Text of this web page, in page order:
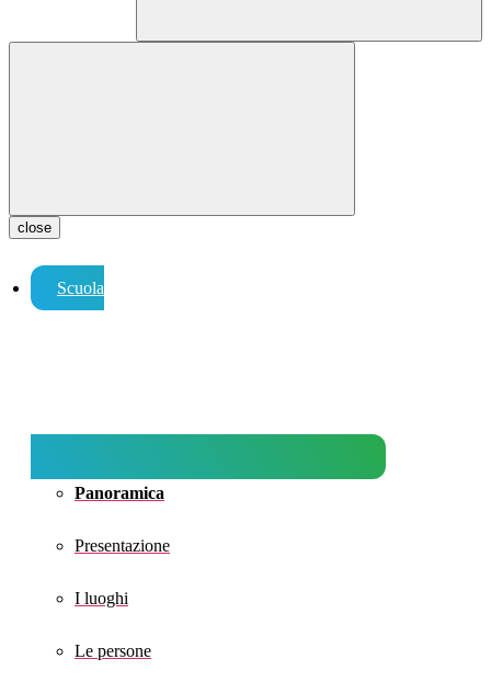
close
Scuola
Panoramica
Presentazione
I luoghi
Le persone